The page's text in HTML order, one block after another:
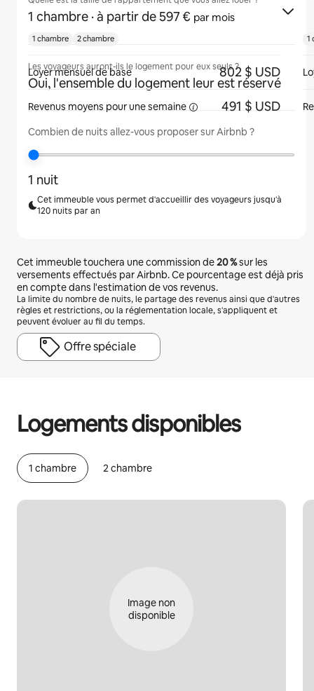
1 chambre · à partir de 597 € par mois
Les voyageurs auront-ils le logement pour eux seuls ?
Oui, l'ensemble du logement leur est réservé
Combien de nuits allez-vous proposer sur Airbnb ?
1 nuit
Cet immeuble vous permet d'accueillir des voyageurs jusqu'à
120 nuits par an
Cet immeuble touchera une commission de20 %sur les
versements effectués par Airbnb. Ce pourcentage est déjà pris
en compte dans l'estimation de vos revenus.
La limite du nombre de nuits, le partage des revenus ainsi que d'autres
règles et restrictions, ou la réglementation locale, s'appliquent et
peuvent évoluer au fil du temps.
Offre spéciale
Logements disponibles
1 chambre 2 chambre
Image non
disponible
1 chambre 2 chambre
Loyer mensuel de base 802 $ USD
Revenus moyens pour unesemaine 491 $ USD
1